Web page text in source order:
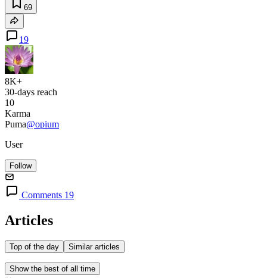
69
19
8K+
30-days reach
10
Karma
Puma@opium
User
Follow
Comments 19
Articles
Top of the day Similar articles
Show the best of all time